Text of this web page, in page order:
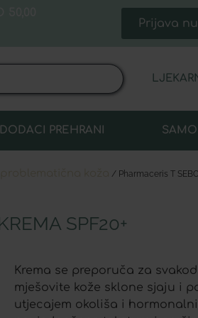
Prijava
DODACI PREHRANI
/ Pharmaceris T
SPF20+
Krema se preporuča za
mješovite kože sklone sjaju i
utjecajem okoliša i